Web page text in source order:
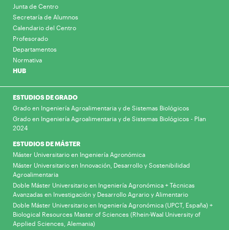
Junta de Centro
Secretaría de Alumnos
Calendario del Centro
Profesorado
Departamentos
Normativa
HUB
ESTUDIOS DE GRADO
Grado en Ingeniería Agroalimentaria y de Sistemas Biológicos
Grado en Ingeniería Agroalimentaria y de Sistemas Biológicos - Plan
2024
ESTUDIOS DE MÁSTER
Máster Universitario en Ingeniería Agronómica
Máster Universitario en Innovación, Desarrollo y Sostenibilidad
Agroalimentaria
Doble Máster Universitario en Ingeniería Agronómica + Técnicas
Avanzadas en Investigación y Desarrollo Agrario y Alimentario
Doble Máster Universitario en Ingeniería Agronómica (UPCT, España) +
Biological Resources Master of Sciences (Rhein-Waal University of
Applied Sciences, Alemania)